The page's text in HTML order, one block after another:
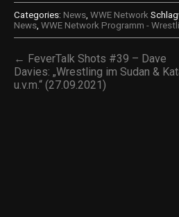
Categories: News, WWE Network
News, WWE Network Programm -
← FeverTalk Shots #39 – Dave
Davies: „Wrestling im Sudan &
u.v.m.“ (27.09.2021)